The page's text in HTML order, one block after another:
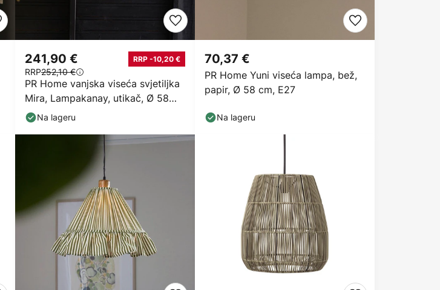
PR Home vanjska viseća svjetiljka
Mira, Lampakanay, utikač, Ø 58
cm
241,90 € RRP -10,20 €
RRP252,10 €
Na lageru
PR Home Yuni viseća lampa, bež,
papir, Ø 58 cm, E27
70,37 €
Na lageru